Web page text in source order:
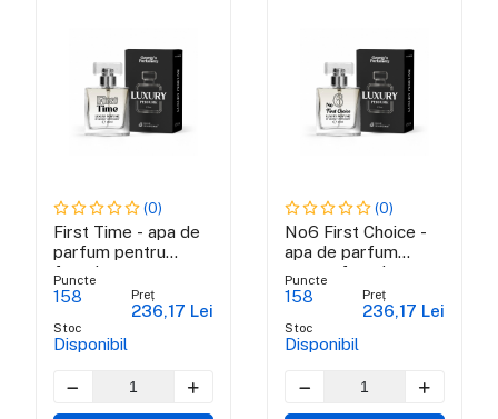
(0)
First Time - apa de
parfum pentru
femei
Puncte
158
Stoc
Disponibil
Preț
236,17 Lei
(0)
No6 First Choice -
apa de parfum
pentru femei
Puncte
158
Stoc
Disponibil
Preț
236,17 Lei